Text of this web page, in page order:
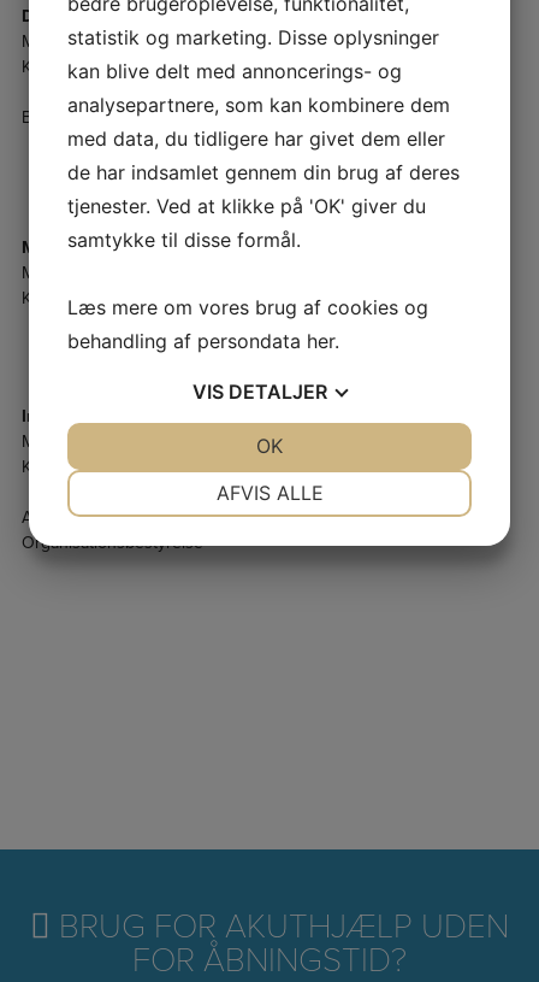
Davud Kücükkartal
Medlem
Kildegården 5, 1. th
Byggeudvalg, ANA, økonomikontakt til ejendomsleder
Marianne Hansen
Medlem
Kærgården 8, st.
Inger Mundbjerg
Medlem
Kærgården 11, st.
ABC Beskæftigelse, Byggeudvalg, Brugergruppe, AB
Organisationsbestyrelse
BRUG FOR AKUTHJÆLP UDEN
FOR ÅBNINGSTID?
statistik og marketing. Disse oplysninger
kan blive delt med annoncerings- og
analysepartnere, som kan kombinere dem
med data, du tidligere har givet dem eller
de har indsamlet gennem din brug af deres
tjenester. Ved at klikke på 'OK' giver du
samtykke til disse formål.
Læs mere om vores brug af cookies og
behandling af persondata her.
VIS DETALJER
AFVIS ALLE
OK